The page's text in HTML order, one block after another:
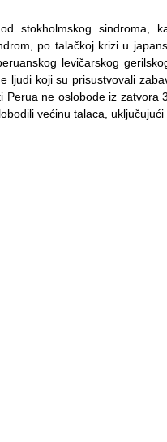
stokholmskog sindroma,
po talačkoj krizi u
levičarskog
ljudi koji su prisustvovali
Perua ne oslobode iz zatvora
većinu talaca,